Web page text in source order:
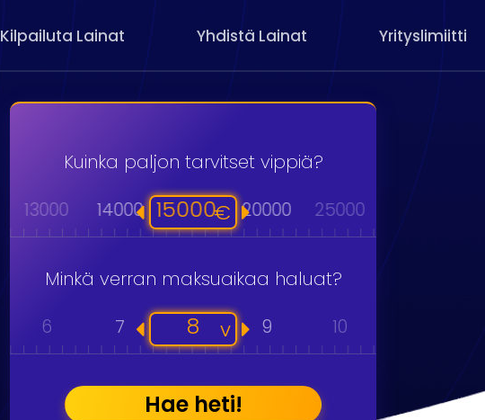
Kilpailuta Lainat Yhdistä Lainat Yrityslimiitti
Kuinka paljon tarvitset vippiä?
€
13000 14000 15000 20000 25000 30000
Minkä verran maksuaikaa haluat?
v
6 7 8 9 10
Hae heti!